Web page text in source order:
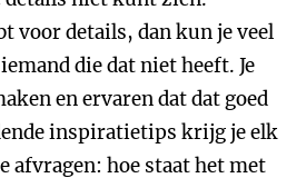
voor details, dan kun je veel
die dat niet heeft. Je
en ervaren dat dat goed
inspiratietips krijg je elk
afvragen: hoe staat het met